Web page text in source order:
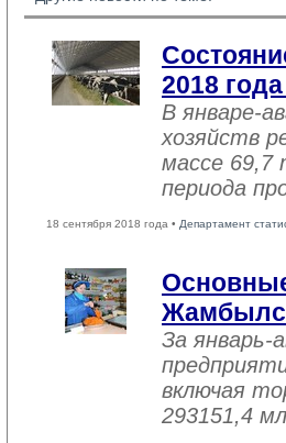
2018
В январе-
хозяйств
массе 69,7
периода
18 сентября 2018 года • Департамент
За январь-
включая
293151,4